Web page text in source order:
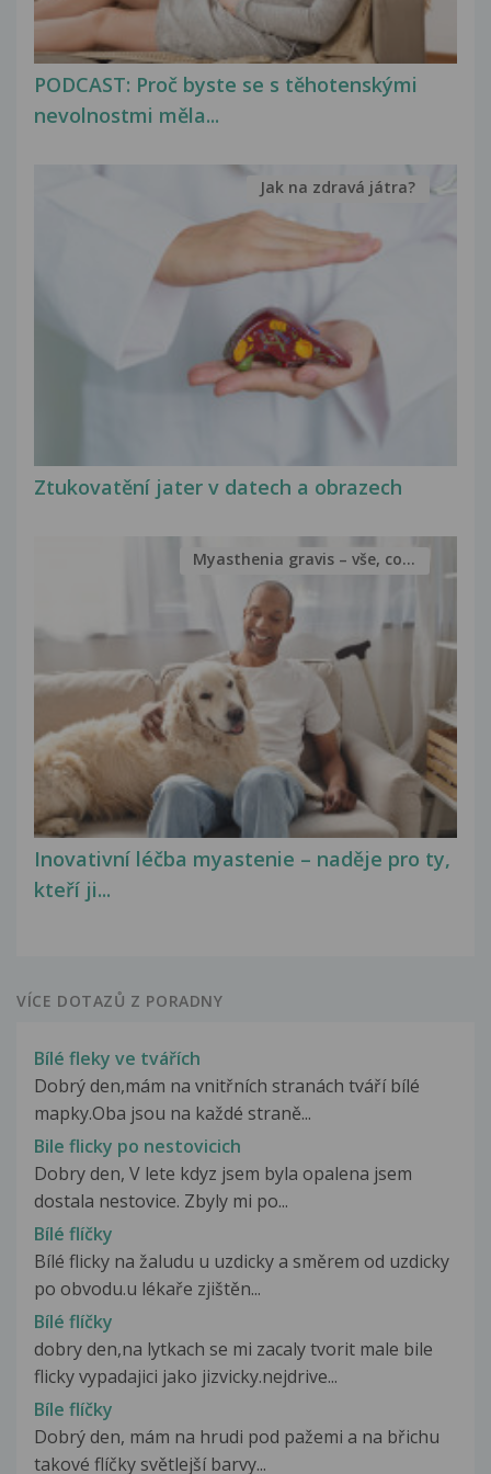
PODCAST: Proč byste se s těhotenskými
nevolnostmi měla...
Ztukovatění jater v datech a obrazech
Jak na zdravá játra?
Inovativní léčba myastenie – naděje pro ty,
kteří ji...
Myasthenia gravis – vše, co...
VÍCE DOTAZŮ Z PORADNY
Bílé fleky ve tvářích
Dobrý den,mám na vnitřních stranách tváří bílé
mapky.Oba jsou na každé straně...
Bile flicky po nestovicich
Dobry den, V lete kdyz jsem byla opalena jsem
dostala nestovice. Zbyly mi po...
Bílé flíčky
Bílé flicky na žaludu u uzdicky a směrem od uzdicky
po obvodu.u lékaře zjištěn...
Bílé flíčky
dobry den,na lytkach se mi zacaly tvorit male bile
flicky vypadajici jako jizvicky.nejdrive...
Bíle flíčky
Dobrý den, mám na hrudi pod pažemi a na břichu
takové flíčky světlejší barvy...